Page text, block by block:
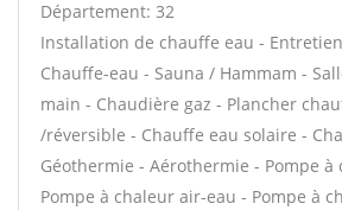
Département: 32
Installation de chauffe eau -
Chauffe-eau - Sauna / Hammam -
main - Chaudière gaz - Plancher
/réversible - Chauffe eau solaire -
Géothermie - Aérothermie - Pompe
Pompe à chaleur air-eau - Pompe à